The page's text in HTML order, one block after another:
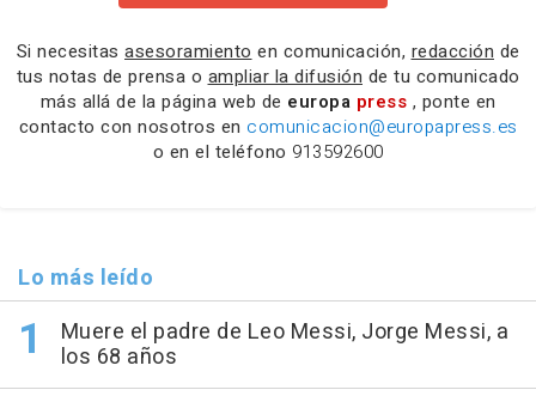
Si necesitas asesoramiento en comunicación, redacción de
tus notas de prensa o ampliar la difusión de tu comunicado
más allá de la página web de europa press , ponte en
contacto con nosotros en comunicacion@europapress.es
o en el teléfono 913592600
Lo más leído
Muere el padre de Leo Messi, Jorge Messi, a
los 68 años